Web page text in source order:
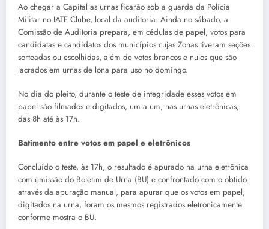
Ao chegar a Capital as urnas ficarão sob a guarda da Polícia
Militar no IATE Clube, local da auditoria. Ainda no sábado, a
Comissão de Auditoria prepara, em cédulas de papel, votos para
candidatas e candidatos dos municípios cujas Zonas tiveram seções
sorteadas ou escolhidas, além de votos brancos e nulos que são
lacrados em urnas de lona para uso no domingo.
No dia do pleito, durante o teste de integridade esses votos em
papel são filmados e digitados, um a um, nas urnas eletrônicas,
das 8h até às 17h.
Batimento entre votos em papel e eletrônicos
Concluído o teste, às 17h, o resultado é apurado na urna eletrônica
com emissão do Boletim de Urna (BU) e confrontado com o obtido
através da apuração manual, para apurar que os votos em papel,
digitados na urna, foram os mesmos registrados eletronicamente
conforme mostra o BU.